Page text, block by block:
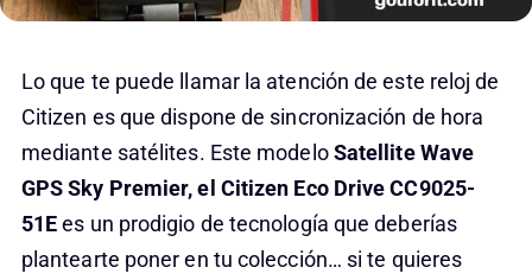
Lo que te puede llamar la atención de este reloj de
Citizen es que dispone de sincronización de hora
mediante satélites. Este modeloSatellite Wave
GPS Sky Premier, el Citizen Eco Drive CC9025-
51Ees un prodigio de tecnología que deberías
plantearte poner en tu colección… si te quieres